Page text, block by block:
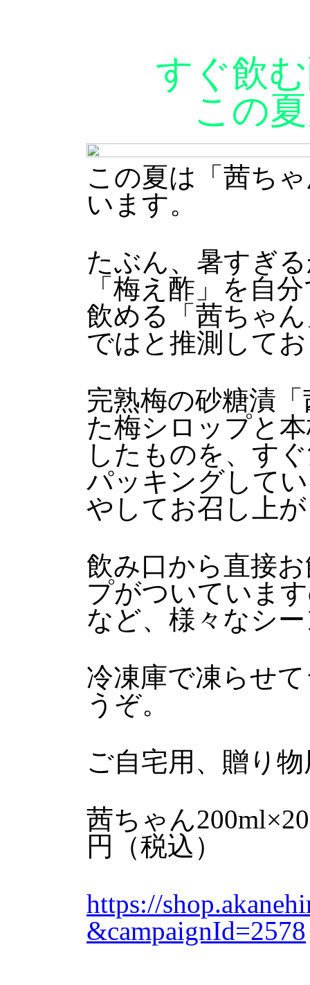
すぐ飲
この
この夏は「茜ち
います。
たぶん、暑すぎ
「梅え酢」を自
飲める「茜ちゃ
ではと推測して
完熟梅の砂糖漬
た梅シロップと
したものを、す
パッキングして
やしてお召し上
飲み口から直接
プがついていま
など、様々なシ
冷凍庫で凍らせ
うぞ。
ご自宅用、贈り
茜ちゃん
円（税込）
https://
&campaignId=2578